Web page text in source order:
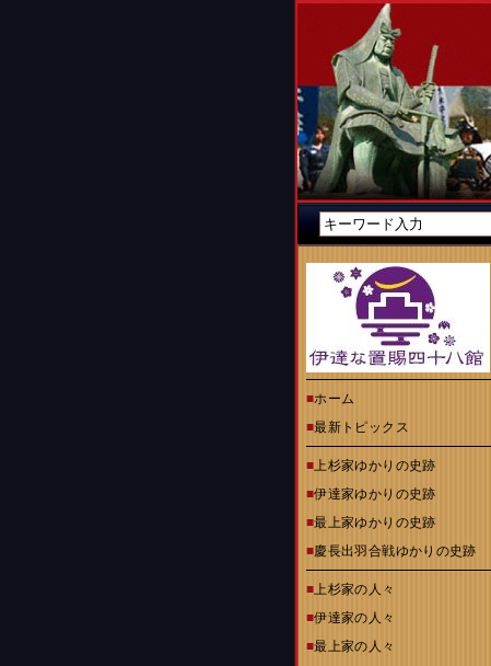
■ホーム
■最新トピックス
■上杉家ゆかりの史跡
■伊達家ゆかりの史跡
■最上家ゆかりの史跡
■慶長出羽合戦ゆかりの史跡
■上杉家の人々
■伊達家の人々
■最上家の人々